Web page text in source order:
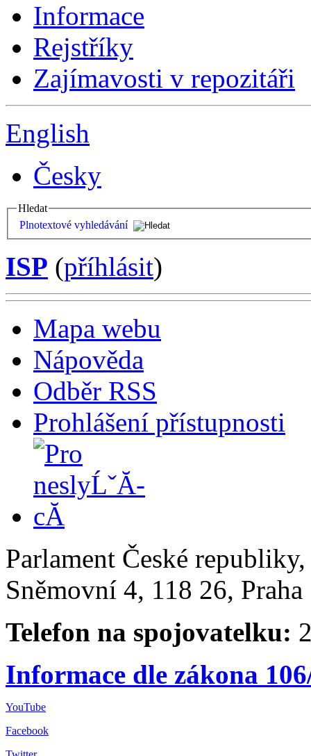
Informace
Rejstříky
Zajímavosti v repozitáři
English
Česky
Hledat
Plnotextové vyhledávání
ISP (příhlásit)
Mapa webu
Nápověda
Odběr RSS
Prohlášení přístupnosti
Parlament České
Sněmovní 4, 118 26,
Telefon na spojovatelku:
Informace dle zákona
YouTube
Facebook